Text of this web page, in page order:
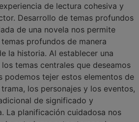
de lectura cohesiva y
Desarrollo de temas profundos
de una novela nos permite
profundos de manera
la historia. Al establecer una
temas centrales que deseamos
podemos tejer estos elementos de
los personajes y los eventos,
de significado y
La planificación cuidadosa nos